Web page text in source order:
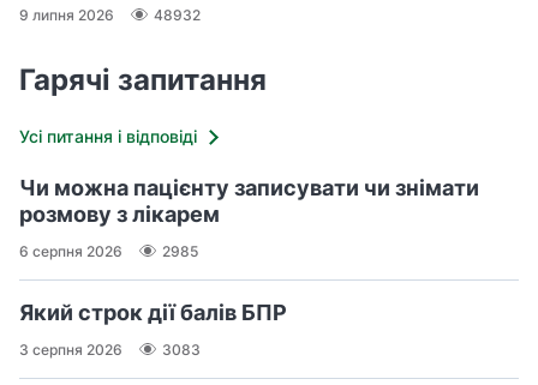
9 липня 2026 48932
Гарячі запитання
Усі питання і відповіді
Чи можна пацієнту записувати чи знімати
розмову з лікарем
6 серпня 2026 2985
Який строк дії балів БПР
3 серпня 2026 3083